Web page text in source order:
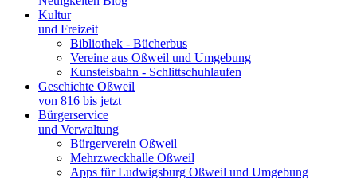
Kultur
und Freizeit
Bibliothek - Bücherbus
Vereine aus Oßweil und Umgebung
Kunsteisbahn - Schlittschuhlaufen
Geschichte Oßweil
von 816 bis jetzt
Bürgerservice
und Verwaltung
Bürgerverein Oßweil
Mehrzweckhalle Oßweil
Apps für Ludwigsburg Oßweil und Umgebung